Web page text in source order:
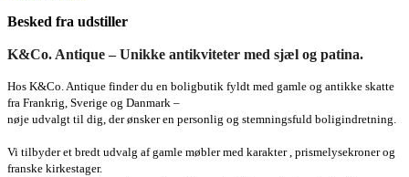
Besked fra udstiller
K&Co. Antique – Unikke antikviteter med sjæl og patina.
Hos K&Co. Antique finder du en boligbutik fyldt med gamle og antikke skatte
fra Frankrig, Sverige og Danmark –
nøje udvalgt til dig, der ønsker en personlig og stemningsfuld boligindretning.
Vi tilbyder et bredt udvalg af gamle møbler med karakter , prismelysekroner og
franske kirkestager.